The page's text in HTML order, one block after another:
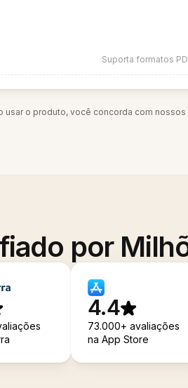
Suporta formatos
usar o produto, você concorda com nossos
por
4.4
73.000+ avaliações
na App Store